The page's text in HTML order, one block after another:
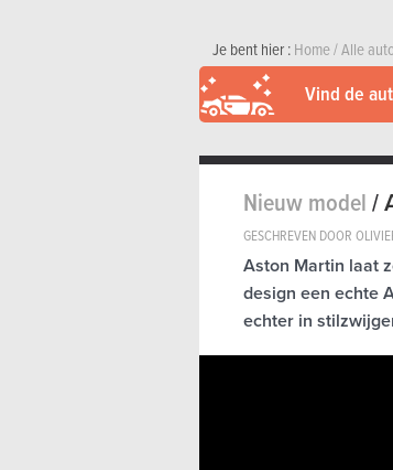
Je bent hier :Home/Alle
Vind de
Nieuw model/
GESCHREVEN DOOR
Aston Martin laat
design een echte
echter in